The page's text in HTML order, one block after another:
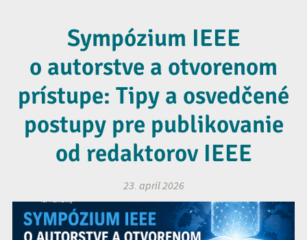
Sympózium IEEE
o autorstve a otvorenom
prístupe: Tipy a osvedčené
postupy pre publikovanie
od redaktorov IEEE
23. apríl 2026